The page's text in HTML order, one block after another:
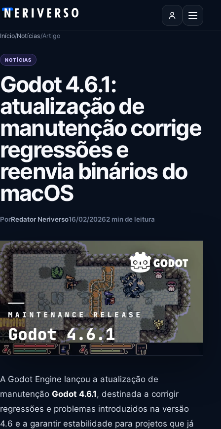
Pular para o conteúdo
Abrir
Início/Notícias/Artigo
NOTÍCIAS
Godot 4.6.1:
atualização de
manutenção corrige
regressões e
reenvia binários do
macOS
PorRedator Neriverso16/02/20262 min de leitura
A Godot Engine lançou a atualização de
manutenção Godot 4.6.1, destinada a corrigir
regressões e problemas introduzidos na versão
4.6 e a garantir estabilidade para projetos que já